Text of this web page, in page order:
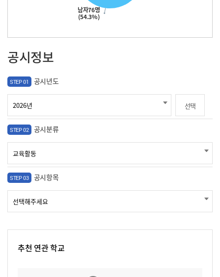
남자76명
(54.3%)
공시정보
STEP 01 공시년도
선택
STEP 02 공시분류
STEP 03 공시항목
추천 연관 학교